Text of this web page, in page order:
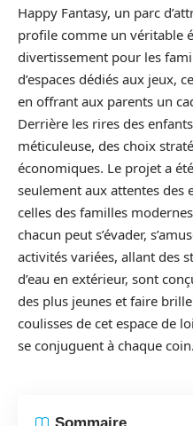
Happy Fantasy, un parc
profile comme un véritable
divertissement pour les
d’espaces dédiés aux jeux,
en offrant aux parents un
Derrière les rires des
méticuleuse, des choix
économiques. Le projet a
seulement aux attentes des
celles des familles
chacun peut s’évader,
activités variées, allant des
d’eau en extérieur, sont
des plus jeunes et faire
coulisses de cet espace de
se conjuguent à chaque coin.